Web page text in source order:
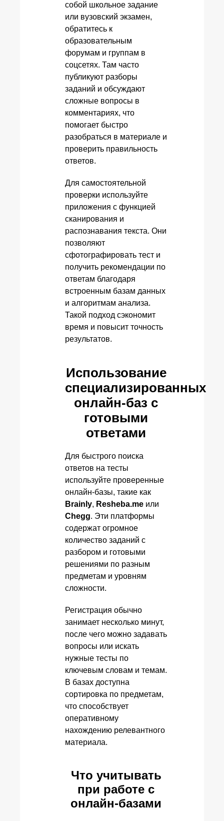
собой школьное задание
или вузовский экзамен,
обратитесь к
образовательным
форумам и группам в
соцсетях. Там часто
публикуют разборы
заданий и обсуждают
сложные вопросы в
комментариях, что
помогает быстро
разобраться в материале и
проверить правильность
ответов.
Для самостоятельной
проверки используйте
приложения с функцией
сканирования и
распознавания текста. Они
позволяют
сфотографировать тест и
получить рекомендации по
ответам благодаря
встроенным базам данных
и алгоритмам анализа.
Такой подход сэкономит
время и повысит точность
результатов.
Использование
специализированных
онлайн-баз с
готовыми
ответами
Для быстрого поиска
ответов на тесты
используйте проверенные
онлайн-базы, такие как
Brainly, Resheba.me или
Chegg. Эти платформы
содержат огромное
количество заданий с
разбором и готовыми
решениями по разным
предметам и уровням
сложности.
Регистрация обычно
занимает несколько минут,
после чего можно задавать
вопросы или искать
нужные тесты по
ключевым словам и темам.
В базах доступна
сортировка по предметам,
что способствует
оперативному
нахождению релевантного
материала.
Что учитывать
при работе с
онлайн-базами